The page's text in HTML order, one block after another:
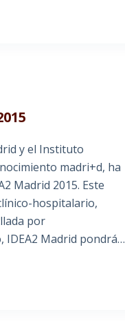
y el Instituto
madri+d, ha
Madrid 2015. Este
hospitalario,
por
IDEA2 Madrid pondrá…